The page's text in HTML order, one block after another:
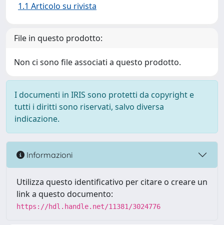
1.1 Articolo su rivista
File in questo prodotto:
Non ci sono file associati a questo prodotto.
I documenti in IRIS sono protetti da copyright e
tutti i diritti sono riservati, salvo diversa
indicazione.
Informazioni
Utilizza questo identificativo per citare o creare un
link a questo documento:
https://hdl.handle.net/11381/3024776